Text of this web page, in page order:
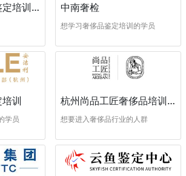
中检集团奢侈品鉴定培训中心 中南奢检
想学习奢侈品鉴定培训的学员
训
学员
杭州尚品工匠奢侈品培训学校
想要进入奢侈品行业的人群